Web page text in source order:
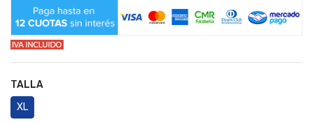
TALLA
XL